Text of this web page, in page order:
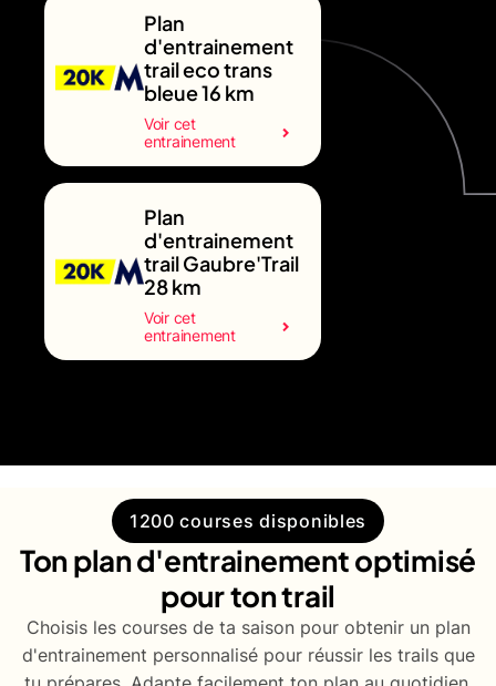
Plan
d'entrainement
trail eco trans
bleue 16 km
Voir cet
entrainement
Plan
d'entrainement
trail Gaubre'Trail
28 km
Voir cet
entrainement
1200 courses disponibles
Ton plan d'entrainement optimisé
pour ton trail
Choisis les courses de ta saison pour obtenir un plan
d'entrainement personnalisé pour réussir les trails que